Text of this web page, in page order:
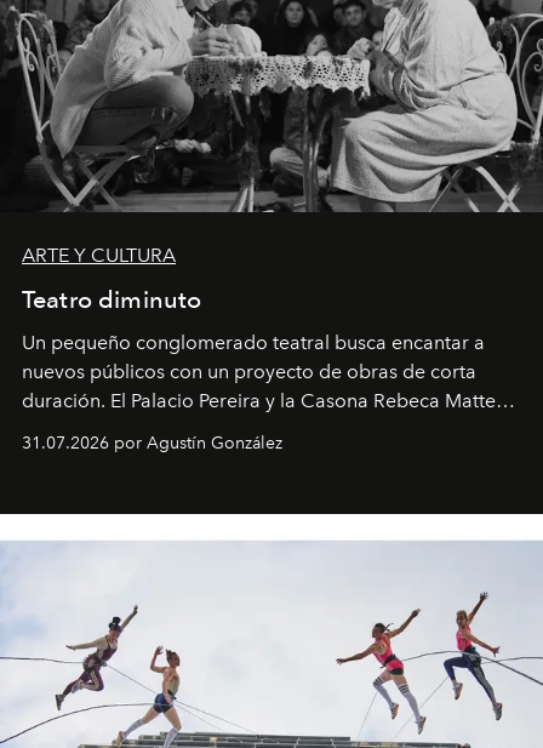
ARTE Y CULTURA
Teatro diminuto
Un pequeño conglomerado teatral busca encantar a
nuevos públicos con un proyecto de obras de corta
duración. El Palacio Pereira y la Casona Rebeca Matte
son algunos de los lugares que han albergado estas
miniobras. Sus puestas en escena son limpias; ponen el
31.07.2026 por Agustín González